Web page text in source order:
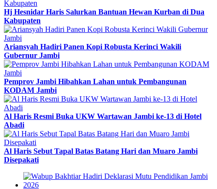
Hj Hesnidar Haris Salurkan Bantuan Hewan Kurban di Dua
Kabupaten
Ariansyah Hadiri Panen Kopi Robusta Kerinci Wakili
Gubernur Jambi
Pemprov Jambi Hibahkan Lahan untuk Pembangunan
KODAM Jambi
Al Haris Resmi Buka UKW Wartawan Jambi ke-13 di Hotel
Abadi
Al Haris Sebut Tapal Batas Batang Hari dan Muaro Jambi
Disepakati